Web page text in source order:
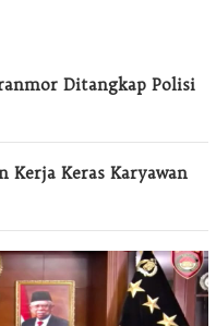
Ditangkap Polisi
Kerja Keras Karyawan